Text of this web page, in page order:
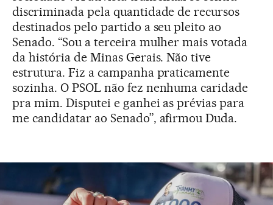
discriminada pela quantidade de recursos
destinados pelo partido a seu pleito ao
Senado. “Sou a terceira mulher mais votada
da história de Minas Gerais. Não tive
estrutura. Fiz a campanha praticamente
sozinha. O PSOL não fez nenhuma caridade
pra mim. Disputei e ganhei as prévias para
me candidatar ao Senado”, afirmou Duda.